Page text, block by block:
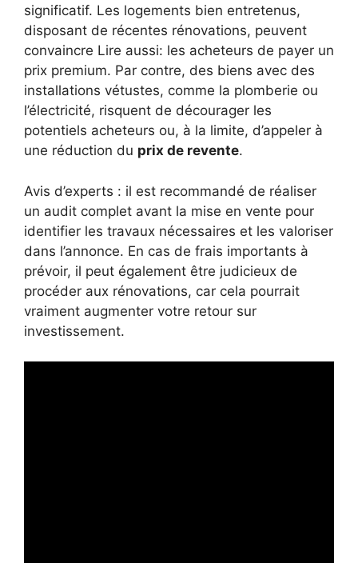
significatif. Les logements bien entretenus,
disposant de récentes rénovations, peuvent
convaincre Lire aussi: les acheteurs de payer un
prix premium. Par contre, des biens avec des
installations vétustes, comme la plomberie ou
l’électricité, risquent de décourager les
potentiels acheteurs ou, à la limite, d’appeler à
une réduction du prix de revente.
Avis d’experts : il est recommandé de réaliser
un audit complet avant la mise en vente pour
identifier les travaux nécessaires et les valoriser
dans l’annonce. En cas de frais importants à
prévoir, il peut également être judicieux de
procéder aux rénovations, car cela pourrait
vraiment augmenter votre retour sur
investissement.